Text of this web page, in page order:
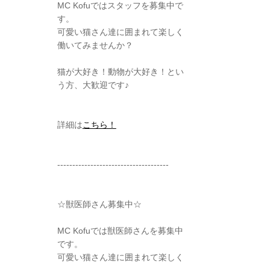
MC Kofuではスタッフを募集中で
す。
可愛い猫さん達に囲まれて楽しく
働いてみませんか？
猫が大好き！動物が大好き！とい
う方、大歓迎です♪
詳細はこちら！
-------------------------------------
☆獣医師さん募集中☆
MC Kofuでは獣医師さんを募集中
です。
可愛い猫さん達に囲まれて楽しく